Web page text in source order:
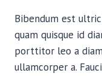
Bibendum est
quam quisque id
porttitor leo a
ullamcorper a.